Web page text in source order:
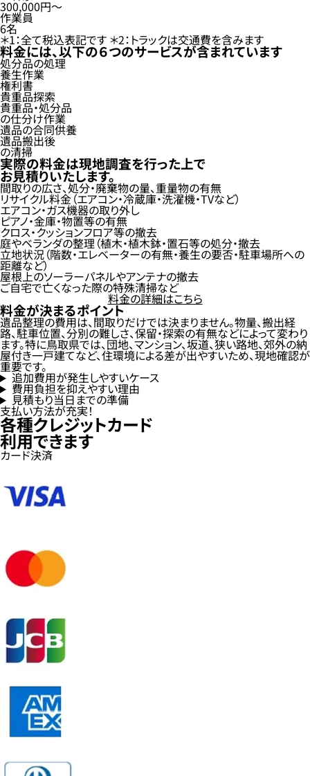
300,000円〜
作業員
6名
全て税込表記です トラックは交通費を含みます
料金には、以下の６つのサービスが含まれています
処分品の処理
養生作業
権利書
貴重品探索
貴重品・処分品
の仕分け作業
遺品の合同供養
遺品搬出後
の清掃
実際の料金は現地調査を行った上で
お見積りいたします。
間取りの広さ、処分・廃棄物の量、重量物の有無
リサイクル料金（エアコン・冷蔵庫・洗濯機・TVなど）
エアコン・ガス機器の取り外し
ピアノ・金庫・物置等の有無
クロス・クッションフロア等の撤去
庭やベランダの整理（植木・植木鉢・置石等の処分・撤去
立地状況（階数・エレベーターの有無・養生の要否・駐車場所への
距離など）
屋根上のソーラーパネルやアンテナの撤去
ご自宅で亡くなった際の特殊清掃など
料金の詳細はこちら
料金が決まるポイント
遺品整理の費用は、間取りだけでは決まりません。物量、搬出経
路、駐車位置、分別の難しさ、保留・探索の有無などによって変わり
ます。特に鳥取県では、団地、マンション、坂道、狭い路地、郊外の納
屋付き一戸建てなど、住環境による差が出やすいため、現地確認が
重要です。
追加費用が発生しやすいケース
費用負担を抑えやすい理由
見積もり当日までの準備
支払い方法が充実！
各種クレジットカード
利用できます
カード決済